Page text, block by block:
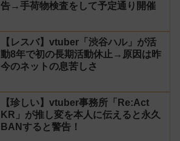
告→手荷物検査をして予定通り開催
【レスバ】vtuber「渋谷ハル」が活
動8年で初の長期活動休止→原因は昨
今のネットの息苦しさ
【珍しい】vtuber事務所「Re:Act
KR」が推し変を本人に伝えると永久
BANすると警告！